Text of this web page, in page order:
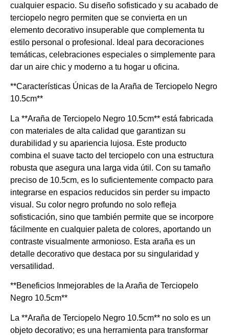
cualquier espacio. Su diseño sofisticado y su acabado de
terciopelo negro permiten que se convierta en un
elemento decorativo insuperable que complementa tu
estilo personal o profesional. Ideal para decoraciones
temáticas, celebraciones especiales o simplemente para
dar un aire chic y moderno a tu hogar u oficina.
**Características Únicas de la Araña de Terciopelo Negro
10.5cm**
La **Araña de Terciopelo Negro 10.5cm** está fabricada
con materiales de alta calidad que garantizan su
durabilidad y su apariencia lujosa. Este producto
combina el suave tacto del terciopelo con una estructura
robusta que asegura una larga vida útil. Con su tamaño
preciso de 10.5cm, es lo suficientemente compacto para
integrarse en espacios reducidos sin perder su impacto
visual. Su color negro profundo no solo refleja
sofisticación, sino que también permite que se incorpore
fácilmente en cualquier paleta de colores, aportando un
contraste visualmente armonioso. Esta araña es un
detalle decorativo que destaca por su singularidad y
versatilidad.
**Beneficios Inmejorables de la Araña de Terciopelo
Negro 10.5cm**
La **Araña de Terciopelo Negro 10.5cm** no solo es un
objeto decorativo; es una herramienta para transformar